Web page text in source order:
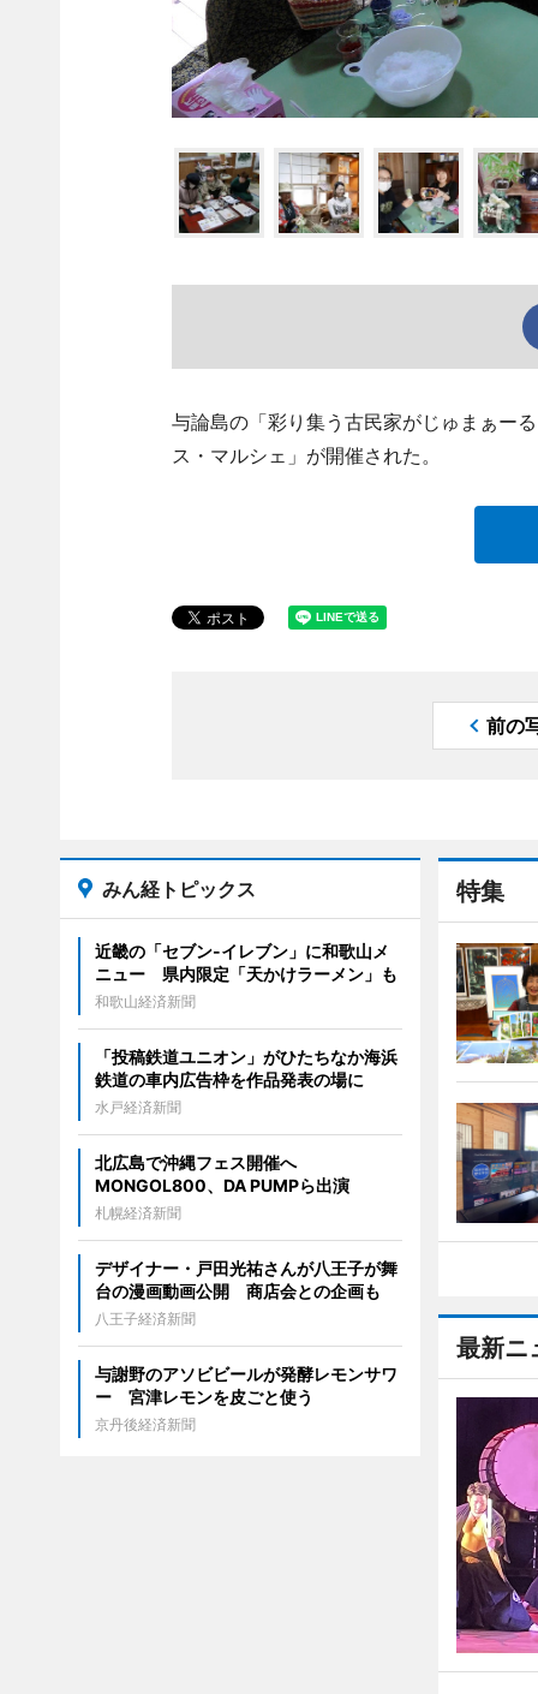
与論島の「彩り集う古民家がじゅまぁー
ス・マルシェ」が開催された。
前の
特集
最新ニ
みん経トピックス
近畿の「セブン-イレブン」に和歌山メ
ニュー 県内限定「天かけラーメン」も
和歌山経済新聞
「投稿鉄道ユニオン」がひたちなか海浜
鉄道の車内広告枠を作品発表の場に
水戸経済新聞
北広島で沖縄フェス開催へ
MONGOL800、DA PUMPら出演
札幌経済新聞
デザイナー・戸田光祐さんが八王子が舞
台の漫画動画公開 商店会との企画も
八王子経済新聞
与謝野のアソビビールが発酵レモンサワ
ー 宮津レモンを皮ごと使う
京丹後経済新聞